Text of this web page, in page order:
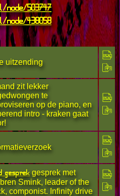
503747
438058
uitzending
zit lekker
te
op de piano, en
intro - kraken gaat
gesprek gesprek met
Smink, leader of the
componist. Infinity drive